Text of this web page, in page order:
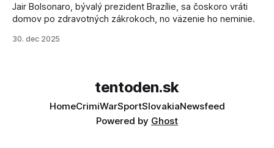
Jair Bolsonaro, bývalý prezident Brazílie, sa čoskoro vráti
domov po zdravotných zákrokoch, no väzenie ho neminie.
30. dec 2025
tentoden.sk
HomeCrimiWarSportSlovakiaNewsfeed
Powered by Ghost